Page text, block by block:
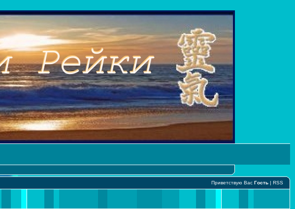
Приветствую Вас Гость | RSS